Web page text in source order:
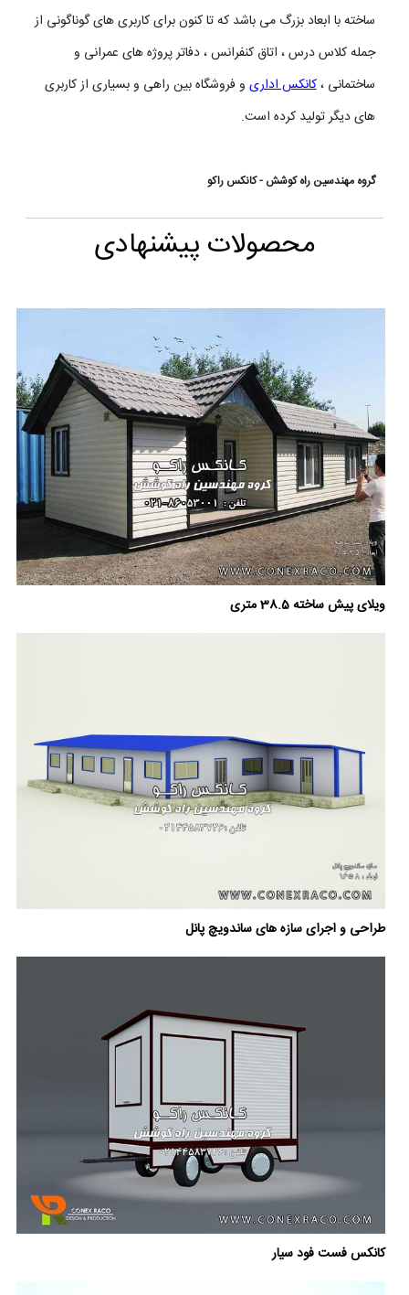
ساخته با ابعاد بزرگ می باشد که تا کنون برای کاربری های گوناگونی از
جمله کلاس درس ، اتاق کنفرانس ، دفاتر پروژه های عمرانی و
ساختمانی ،کانکس اداری و فروشگاه بین راهی و بسیاری از کاربری
های دیگر تولید کرده است.
گروه مهندسین راه کوشش - کانکس راکو
محصولات پیشنهادی
ویلای پیش ساخته 38.5 متری
طراحی و اجرای سازه های ساندویچ پانل
کانکس فست فود سیار